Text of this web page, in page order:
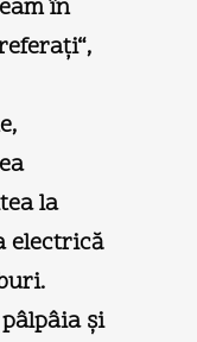
în
la
electrică
şi